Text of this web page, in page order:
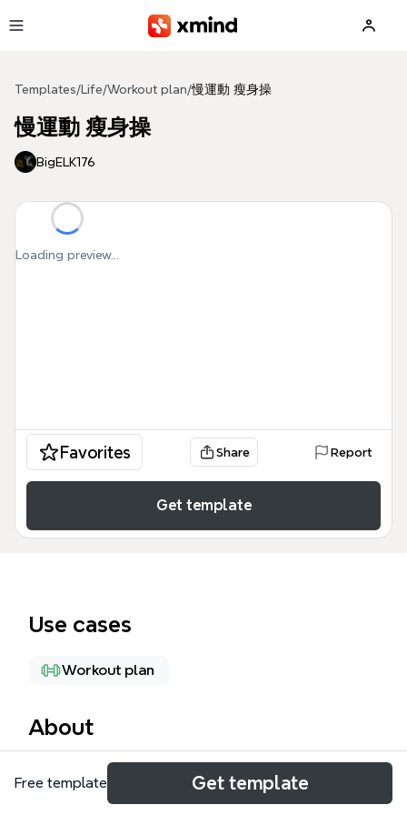
Templates/ Life/Workout plan/慢運動 瘦身操
慢運動 瘦身操
BigELK176
Loading preview...
Favorites Share Report
Get template
Use cases
Workout plan
About
慢运动瘦身操 mind map 是一款专为忙碌现代人设计的
无氧运动指南，旨在通过精准的慢速动作重塑肌肉线条
Free template Get template